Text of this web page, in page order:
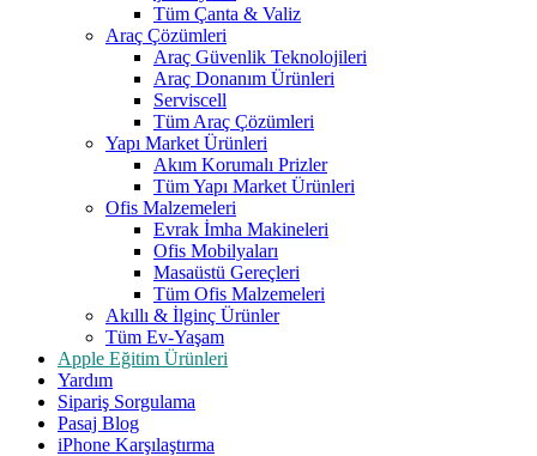
Tüm Çanta & Valiz
Araç Çözümleri
Araç Güvenlik Teknolojileri
Araç Donanım Ürünleri
Serviscell
Tüm Araç Çözümleri
Yapı Market Ürünleri
Akım Korumalı Prizler
Tüm Yapı Market Ürünleri
Ofis Malzemeleri
Evrak İmha Makineleri
Ofis Mobilyaları
Masaüstü Gereçleri
Tüm Ofis Malzemeleri
Akıllı & İlginç Ürünler
Tüm Ev-Yaşam
Apple Eğitim Ürünleri
Yardım
Sipariş Sorgulama
Pasaj Blog
iPhone Karşılaştırma